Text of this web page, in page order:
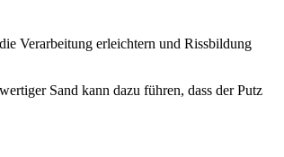
Verarbeitung erleichtern und Rissbildung
Sand kann dazu führen, dass der Putz